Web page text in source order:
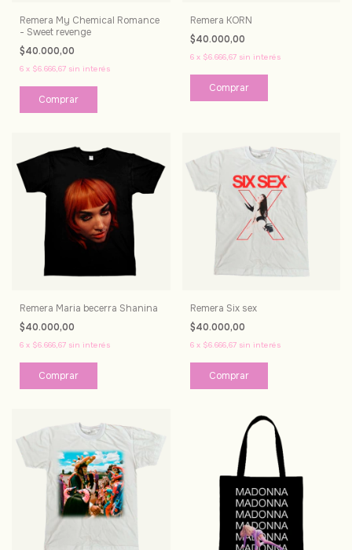
Remera My Chemical Romance
- Sweet revenge
$40.000,00
6 x $6.666,67 sin interés
Comprar
Remera KORN
$40.000,00
6 x $6.666,67 sin interés
Comprar
Remera Maria becerra Shanina
$40.000,00
6 x $6.666,67 sin interés
Comprar
Remera Six sex
$40.000,00
6 x $6.666,67 sin interés
Comprar